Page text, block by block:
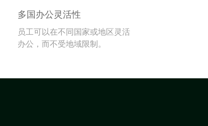
多国办公灵活性
员工可以在不同国家或地区灵活
办公，而不受地域限制。